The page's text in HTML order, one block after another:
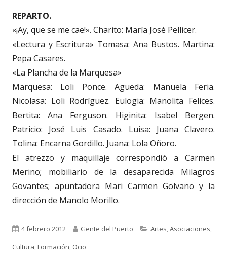
REPARTO.
«¡Ay, que se me cae!». Charito: María José Pellicer.
«Lectura y Escritura» Tomasa: Ana Bustos. Martina:
Pepa Casares.
«La Plancha de la Marquesa»
Marquesa: Loli Ponce. Agueda: Manuela Feria.
Nicolasa: Loli Rodríguez. Eulogia: Manolita Felices.
Bertita: Ana Ferguson. Higinita: Isabel Bergen.
Patricio: José Luis Casado. Luisa: Juana Clavero.
Tolina: Encarna Gordillo. Juana: Lola Oñoro.
El atrezzo y maquillaje correspondió a Carmen
Merino; mobiliario de la desaparecida Milagros
Govantes; apuntadora Mari Carmen Golvano y la
dirección de Manolo Morillo.
Publicado
el
4 febrero 2012 Autor
Gente del Puerto Categorías
Artes,Asociaciones,
Cultura,Formación, Ocio